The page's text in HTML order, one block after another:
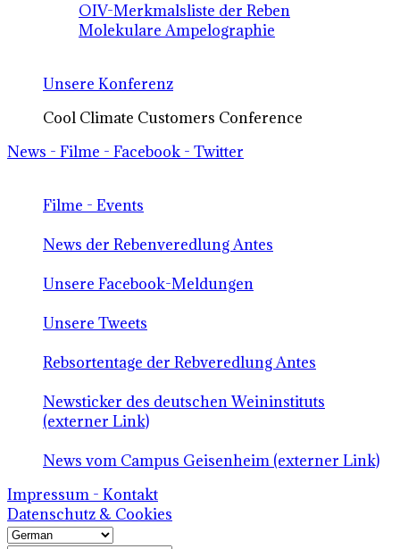
OIV-Merkmalsliste der Reben
Molekulare Ampelographie
Unsere Konferenz
Cool Climate Customers Conference
News - Filme - Facebook - Twitter
Filme - Events
News der Rebenveredlung Antes
Unsere Facebook-Meldungen
Unsere Tweets
Rebsortentage der Rebveredlung Antes
Newsticker des deutschen Weininstituts
(externer Link)
News vom Campus Geisenheim (externer Link)
Impressum - Kontakt
Datenschutz & Cookies